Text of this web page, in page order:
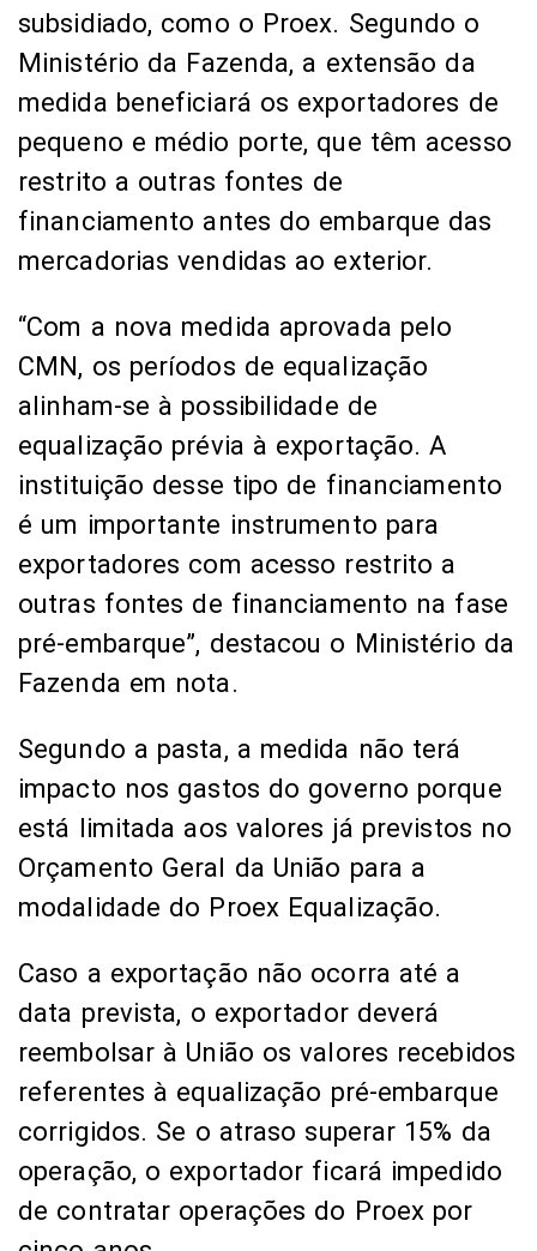
subsidiado, como o Proex. Segundo o
Ministério da Fazenda, a extensão da
medida beneficiará os exportadores de
pequeno e médio porte, que têm acesso
restrito a outras fontes de
financiamento antes do embarque das
mercadorias vendidas ao exterior.
“Com a nova medida aprovada pelo
CMN, os períodos de equalização
alinham-se à possibilidade de
equalização prévia à exportação. A
instituição desse tipo de financiamento
é um importante instrumento para
exportadores com acesso restrito a
outras fontes de financiamento na fase
pré-embarque”, destacou o Ministério da
Fazenda em nota.
Segundo a pasta, a medida não terá
impacto nos gastos do governo porque
está limitada aos valores já previstos no
Orçamento Geral da União para a
modalidade do Proex Equalização.
Caso a exportação não ocorra até a
data prevista, o exportador deverá
reembolsar à União os valores recebidos
referentes à equalização pré-embarque
corrigidos. Se o atraso superar 15% da
operação, o exportador ficará impedido
de contratar operações do Proex por